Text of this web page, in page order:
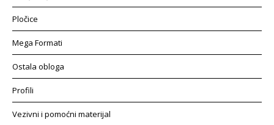
Pločice
Mega Formati
Ostala obloga
Profili
Vezivni i pomoćni materijal